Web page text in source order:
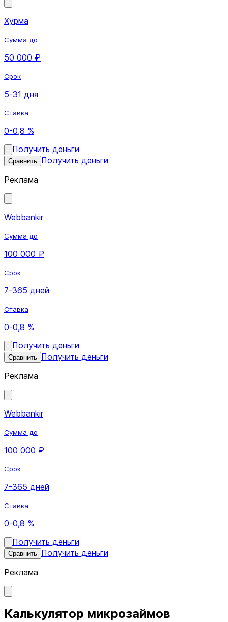
Хурма
Сумма до
50 000 ₽
Срок
5-31 дня
Ставка
0-0,8 %
Получить деньги
Сравнить Получить деньги
Реклама
Webbankir
Сумма до
100 000 ₽
Срок
7-365 дней
Ставка
0-0,8 %
Получить деньги
Сравнить Получить деньги
Реклама
Webbankir
Сумма до
100 000 ₽
Срок
7-365 дней
Ставка
0-0,8 %
Получить деньги
Сравнить Получить деньги
Реклама
Калькулятор микрозаймов